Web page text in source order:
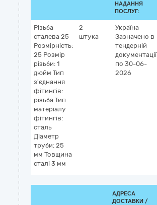
НАДАННЯ
ПОСЛУГ:
Різьба
сталева 25
Розмірність:
25 Розмір
різьби: 1
дюйм Тип
з'єднання
фітингів:
різьба Тип
матеріалу
фітингів:
сталь
Діаметр
труби: 25
мм Товщина
сталі 3 мм
2
штука
Україна
Зазначено в
тендерній
документації
по 30-06-
2026
АДРЕСА
ДОСТАВКИ /